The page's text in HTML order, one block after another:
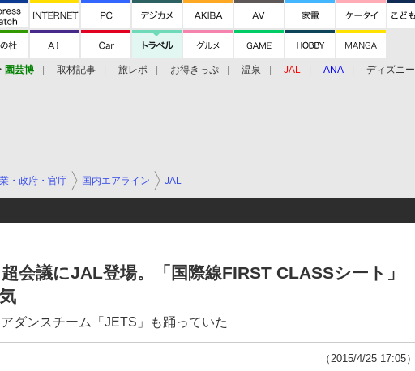
・ 園芸博 取材記事 旅レポ お得きっぷ 温泉 JAL ANA ディズニー
・政府・官庁 国内エアライン JAL
会議にJAL登場。「国際線FIRST CLASSシート」
ダンスチーム「JETS」も踊っていた
（2015/4/25 17:05）